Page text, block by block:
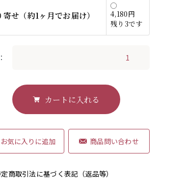
寄せ（約1ヶ月でお届け）
4,180円
残り3です
カートに入れる
商品問い合わせ
商取引法に基づく表記（返品等）